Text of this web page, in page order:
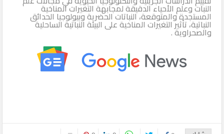
النبات وعلم الأحياء الدقيقة لمجابهة التغيرات المناخية
المستجدة والمتوقعة، النباتات الحضرية وبيولوجيا الحدائق
النباتية، تأثير التغيرات المناخية على البيئة النباتية الساحلية
والصحراوية .